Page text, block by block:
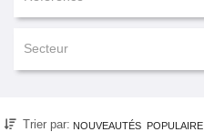
Secteur
Trier par: NOUVEAUTÉS POPULAIRE